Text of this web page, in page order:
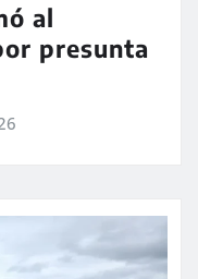
al
presunta